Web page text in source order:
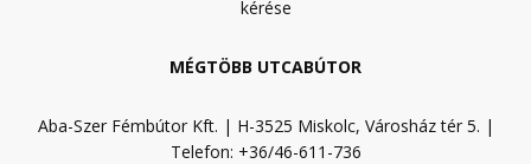
kérése
MÉGTÖBB UTCABÚTOR
Aba-Szer Fémbútor Kft. | H-3525 Miskolc, Városház tér 5. |
Telefon: +36/46-611-736